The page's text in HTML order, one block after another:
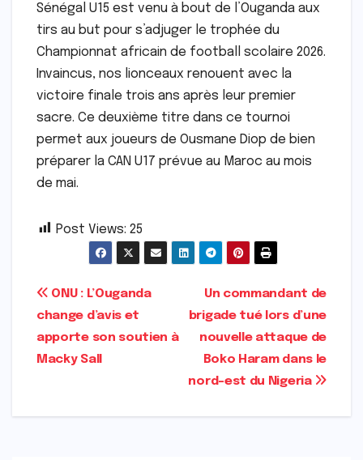
Sénégal U15 est venu à bout de l’Ouganda aux
tirs au but pour s’adjuger le trophée du
Championnat africain de football scolaire 2026.
Invaincus, nos lionceaux renouent avec la
victoire finale trois ans après leur premier
sacre. Ce deuxième titre dans ce tournoi
permet aux joueurs de Ousmane Diop de bien
préparer la CAN U17 prévue au Maroc au mois
de mai.
Post Views: 25
Navigation
de
l’article
Un commandant de
brigade tué lors d’une
nouvelle attaque de
Boko Haram dans le
nord-est du Nigeria
ONU : L’Ouganda
change d’avis et
apporte son soutien à
Macky Sall